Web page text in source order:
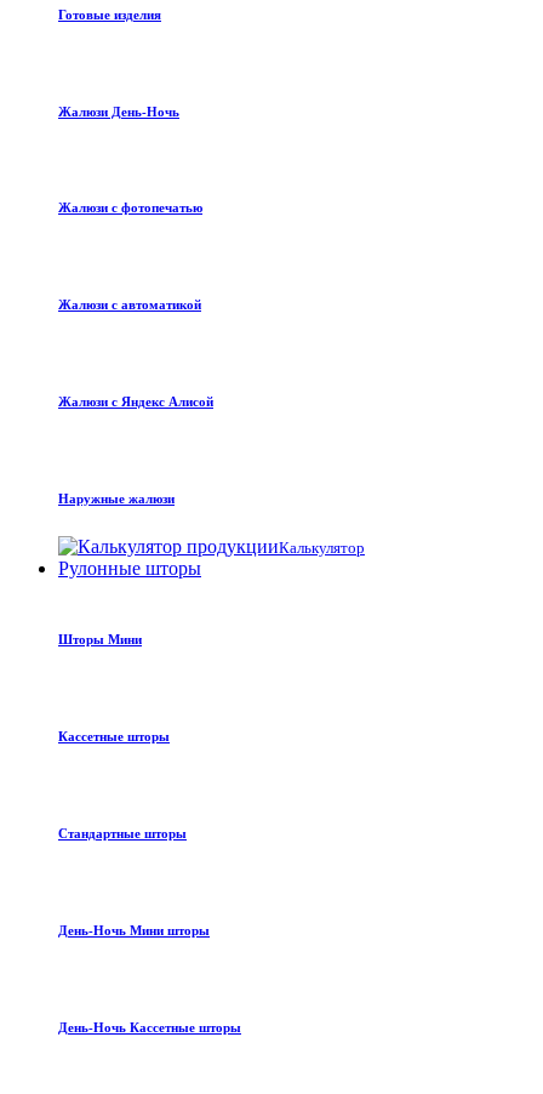
Готовые изделия
Жалюзи День-Ночь
Жалюзи с фотопечатью
Жалюзи с автоматикой
Жалюзи с Яндекс Алисой
Наружные жалюзи
Калькулятор
Рулонные шторы
Шторы Мини
Кассетные шторы
Стандартные шторы
День-Ночь Мини шторы
День-Ночь Кассетные шторы